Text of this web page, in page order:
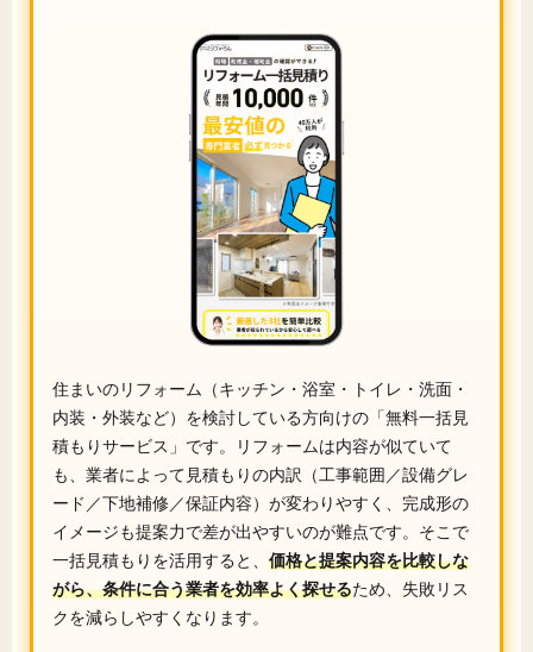
住まいのリフォーム（キッチン・浴室・トイレ・洗面・
内装・外装など）を検討している方向けの「無料一括見
積もりサービス」です。リフォームは内容が似ていて
も、業者によって見積もりの内訳（工事範囲／設備グレ
ード／下地補修／保証内容）が変わりやすく、完成形の
イメージも提案力で差が出やすいのが難点です。そこで
一括見積もりを活用すると、 価格と提案内容を比較しな
がら、条件に合う業者を効率よく探せるため、失敗リス
クを減らしやすくなります。